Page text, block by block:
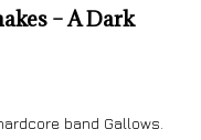
– A Dark
band Gallows.